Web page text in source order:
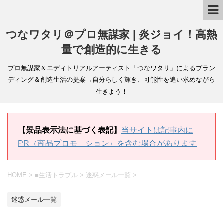
つなワタリ＠プロ無謀家 | 炎ジョイ！高熱
量で創造的に生きる
プロ無謀家＆エディトリアルアーティスト「つなワタリ」によるブラン
ディング＆創造生活の提案→自分らしく輝き、可能性を追い求めながら
生きよう！
【景品表示法に基づく表記】 当サイトは記事内に
PR（商品プロモーション）を含む場合があります
HOME > ■生活トラブル > 迷惑メール一覧 >
迷惑メール一覧